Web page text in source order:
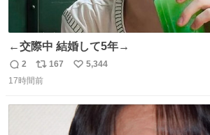
←交際中 結婚して5年→
返
信
2
リ
ポ
167
い
数
5,344
17時間前